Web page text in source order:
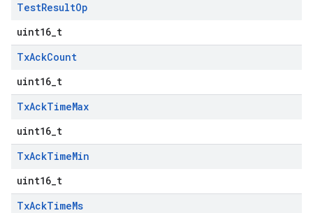
TestResultOp
uint16_t
TxAckCount
uint16_t
TxAckTimeMax
uint16_t
TxAckTimeMin
uint16_t
TxAckTimeMs